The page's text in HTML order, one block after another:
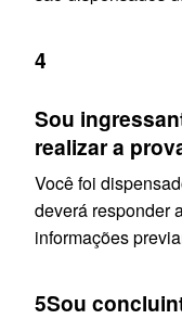
4
Sou
realizar a
Você foi
deverá responder
informações
5Sou